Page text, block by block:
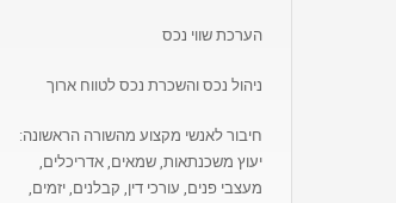
הערכת שווי נכס
ניהול נכס והשכרת נכס לטווח ארוך
חיבור לאנשי מקצוע מהשורה הראשונה:
יעוץ משכנתאות, שמאים, אדריכלים,
מעצבי פנים, עורכי דין, קבלנים, יזמים,